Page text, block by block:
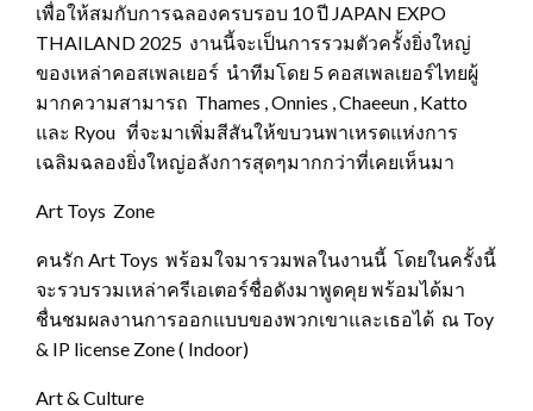
เพื่อให้สมกับการฉลองครบรอบ 10 ปี JAPAN EXPO
THAILAND 2025 งานนี้จะเป็นการรวมตัวครั้งยิ่งใหญ่
ของเหล่าคอสเพลเยอร์ นำทีมโดย 5 คอสเพลเยอร์ไทยผู้
มากความสามารถ Thames , Onnies , Chaeeun , Katto
และ Ryou ที่จะมาเพิ่มสีสันให้ขบวนพาเหรดแห่งการ
เฉลิมฉลองยิ่งใหญ่อลังการสุดๆมากกว่าที่เคยเห็นมา
Art Toys Zone
คนรัก Art Toys พร้อมใจมารวมพลในงานนี้ โดยในครั้งนี้
จะรวบรวมเหล่าครีเอเตอร์ชื่อดังมาพูดคุย พร้อมได้มา
ชื่นชมผลงานการออกแบบของพวกเขาและเธอได้ ณ Toy
& IP license Zone ( Indoor)
Art & Culture